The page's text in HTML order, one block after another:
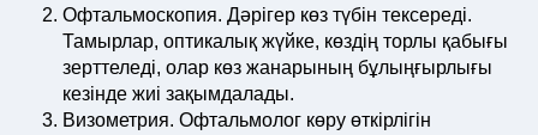
Офтальмоскопия. Дәрігер көз түбін тексереді.
Тамырлар, оптикалық жүйке, көздің торлы қабығы
зерттеледі, олар көз жанарының бұлыңғырлығы
кезінде жиі зақымдалады.
Визометрия. Офтальмолог көру өткірлігін